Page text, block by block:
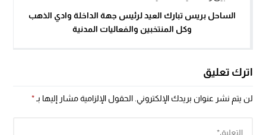
الساحل بريس تبارك العيد لرئيس جهة الداخلة وادي الذهب
وكل المنتخبين والفعاليات المدنية
اترك تعليق
لن يتم نشر عنوان بريدك الإلكتروني. الحقول الإلزامية مشار إليها بـ*